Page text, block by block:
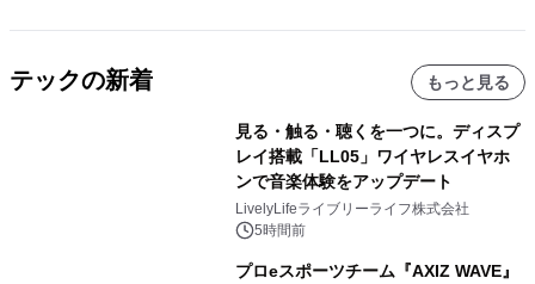
テックの新着 もっと見る
見る・触る・聴くを一つに。ディスプ
レイ搭載「LL05」ワイヤレスイヤホ
ンで音楽体験をアップデート
LivelyLifeライブリーライフ株式会社
5時間前
プロeスポーツチーム『AXIZ WAVE』